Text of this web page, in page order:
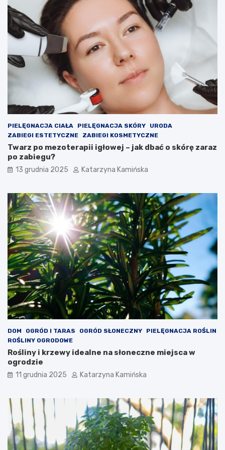
a
j
ą
j
k
o
ś
w
e
t
r
z
a
o
m
i
e
s
z
c
z
e
n
i
a
c
h
m
c
h
o
e
s
t
l
m
?
P
r
o
k
t
y
,
k
t
ó
r
e
w
a
r
t
o
s
p
o
ż
w
ć
PIELĘGNACJA CIAŁA PIELĘGNACJA SKÓRY
URODA
ZABIEGI ESTETYCZNE
ZABIEGI KOSMETYCZNE
Twarz po mezoterapii igłowej – jak dbać o skórę zaraz
po zabiegu?
13 grudnia 2025 Katarzyna Kamińska
DOM OGRÓD I TARAS OGRÓD SŁONECZNY
PIELĘGNACJA ROŚLIN
ROŚLINY OGRODOWE
Rośliny i krzewy idealne na słoneczne miejsca w
ogrodzie
11 grudnia 2025 Katarzyna Kamińska